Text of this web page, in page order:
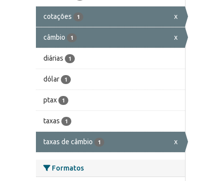
cotações 1 x
câmbio 1 x
diárias 1
dólar 1
ptax 1
taxas 1
taxas de câmbio 1 x
Formatos